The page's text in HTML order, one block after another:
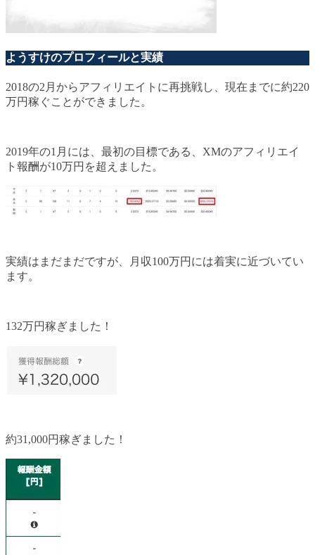
ようすけのプロフィールと実績
2018の2月からアフィリエイトに再挑戦し、現在までに約220
万円稼ぐことができました。
2019年の1月には、最初の目標である、XMのアフィリエイ
ト報酬が10万円を超えました。
実績はまだまだですが、月収100万円には着実に近づいてい
ます。
132万円稼ぎました！
約31,000円稼ぎました！